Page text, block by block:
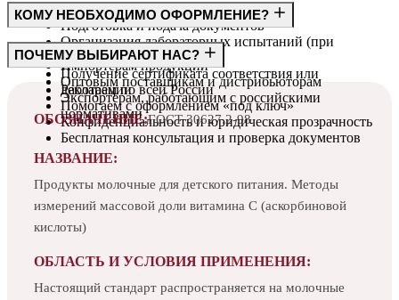
Консультация по требованиям ГОСТ
Подготовка и подача документов
Организация лабораторных испытаний (при
необходимости)
Получение сертификата соответствия или
декларации
КОМУ НЕОБХОДИМО ОФОРМЛЕНИЕ?
Производителям
Импортёрам продукции
Оптовым поставщикам и дистрибьюторам
Экспортёрам, работающим с российскими
нормативами
ПОЧЕМУ ВЫБИРАЮТ НАС?
Работаем по всей России
Помогаем с оформлением «под ключ»
Конфиденциальность и юридическая прозрачность
Бесплатная консультация и проверка документов
ОБОЗНАЧЕНИЕ:ГОСТ 30627.2-98
НАЗВАНИЕ:
Продукты молочные для детского питания. Методы
измерений массовой доли витамина С (аскорбиновой
кислоты)
ОБЛАСТЬ И УСЛОВИЯ ПРИМЕНЕНИЯ:
Настоящий стандарт распространяется на молочные